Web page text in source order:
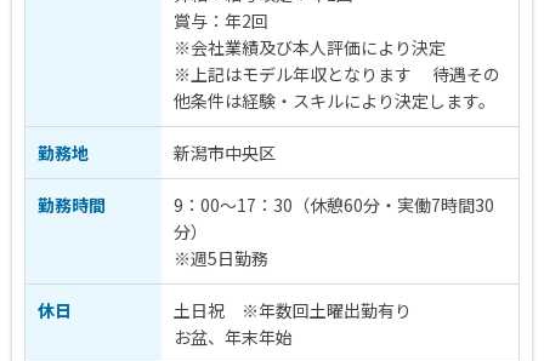
賞与：年2回
※会社業績及び本人評価により決定
※上記はモデル年収となります 待遇その
他条件は経験・スキルにより決定します。
勤務地 新潟市中央区
勤務時間
9：00〜17：30（休憩60分・実働7時間30
分）
※週5日勤務
休日
土日祝 ※年数回土曜出勤有り
お盆、年末年始